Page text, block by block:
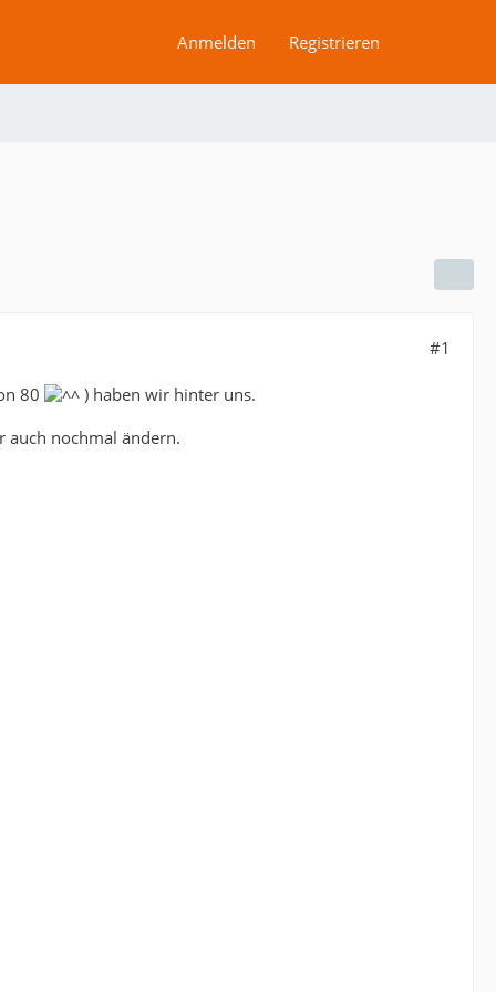
Anmelden Registrieren
#1
80
) haben wir hinter uns.
auch nochmal ändern.